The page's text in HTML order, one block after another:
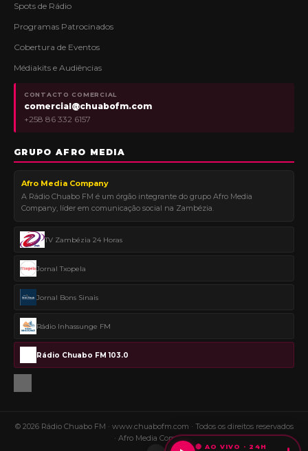
Spots de Rádio
Programas Patrocinados
Cobertura de Eventos
Médiakits e Audiências
CONTACTO COMERCIAL
comercial@chuabofm.com
+258 86 332 6157
GRUPO AFRO MEDIA
Afro Media Company
A Rádio Chuabo FM é um órgão integrante do grupo Afro Media
Company, líder em comunicação social na Zambézia.
TV Zambézia 24 Horas
Jornal Txopela
Jornal Bons Sinais
Rádio Inhassunge FM
Rádio Chuabo FM 103.0
© 2026 Rádio Chuabo FM · www.chuabofm.com · Todos os direitos reservados
· Afro Media Company
🔴 AO VIVO · 24H